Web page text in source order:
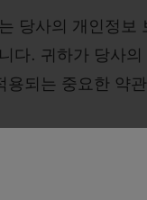
당사의 개인정보
다. 귀하가 당사
되는 중요한 약